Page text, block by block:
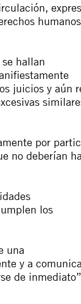
rechos
hallan
juicios y aún
por
no deberían
los
una
y a
de